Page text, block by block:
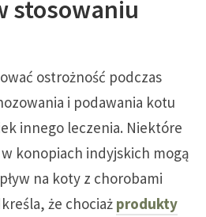
stosowaniu
ostrożność podczas
i podawania kotu
innego leczenia. Niektóre
konopiach indyjskich mogą
na koty z chorobami
że chociaż produkty